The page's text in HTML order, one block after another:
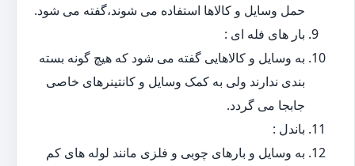
حمل وسایل و کالاها استفاده می شوند،گفته می شود.
بار های فله ای :
به وسایل و کالاهایی گفته می شود که هیچ گونه بسته
بندی ندارند ولی به کمک وسایل و کانتینرهای خاصی
جابجا می گردد.
باندل :
به وسایل و بارهای چوبی و فلزی مانند لوله های کم